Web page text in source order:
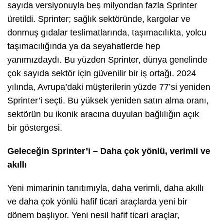
sayıda versiyonuyla beş milyondan fazla Sprinter
üretildi. Sprinter; sağlık sektöründe, kargolar ve
donmuş gıdalar teslimatlarında, taşımacılıkta, yolcu
taşımacılığında ya da seyahatlerde hep
yanımızdaydı. Bu yüzden Sprinter, dünya genelinde
çok sayıda sektör için güvenilir bir iş ortağı. 2024
yılında, Avrupa’daki müşterilerin yüzde 77’si yeniden
Sprinter’i seçti. Bu yüksek yeniden satın alma oranı,
sektörün bu ikonik aracına duyulan bağlılığın açık
bir göstergesi.
Geleceğin Sprinter’i – Daha çok yönlü, verimli ve
akıllı
Yeni mimarinin tanıtımıyla, daha verimli, daha akıllı
ve daha çok yönlü hafif ticari araçlarda yeni bir
dönem başlıyor. Yeni nesil hafif ticari araçlar,